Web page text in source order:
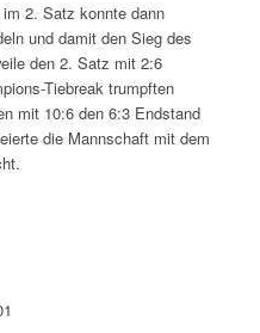
2. Satz konnte dann
und damit den Sieg des
den 2. Satz mit 2:6
Tiebreak trumpften
mit 10:6 den 6:3 Endstand
die Mannschaft mit dem